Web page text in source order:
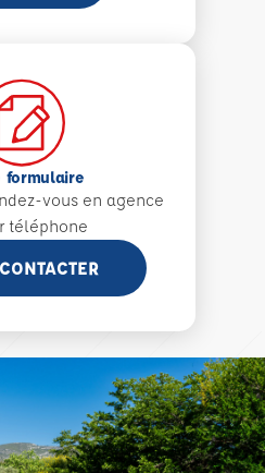
formulaire
vous en agence
téléphone